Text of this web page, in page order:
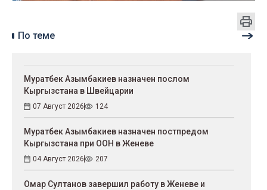
По теме
Муратбек Азымбакиев назначен послом
Кыргызстана в Швейцарии
07 Август 2026 124
Муратбек Азымбакиев назначен постпредом
Кыргызстана при ООН в Женеве
04 Август 2026 207
Омар Султанов завершил работу в Женеве и